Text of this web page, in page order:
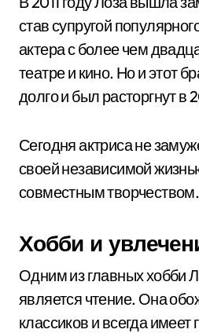
став супругой
актера с более чем
театре и кино. Но и этот
долго и был расторгнут в
Сегодня актриса не
своей независимой
совместным творчеством.
Хобби и
Одним из главных хобби
является чтение. Она
классиков и всегда имеет